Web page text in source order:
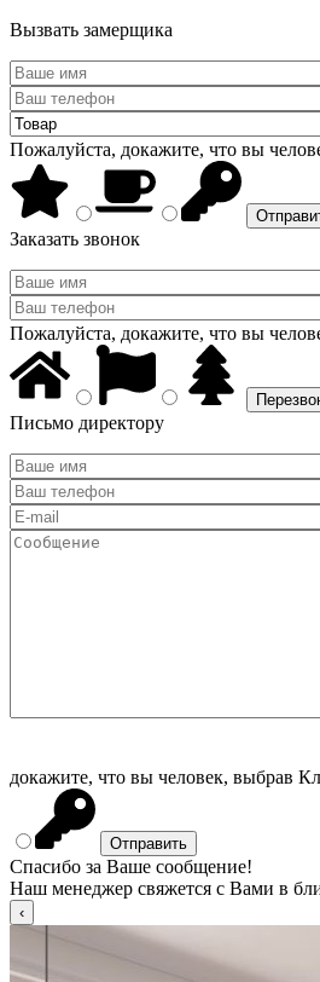
Вызвать замерщика
Пожалуйста, докажите, что вы
Заказать звонок
Пожалуйста, докажите, что вы
Письмо директору
докажите, что вы человек, выбрав
Спасибо за Ваше сообщение!
Наш менеджер свяжется с Вами в